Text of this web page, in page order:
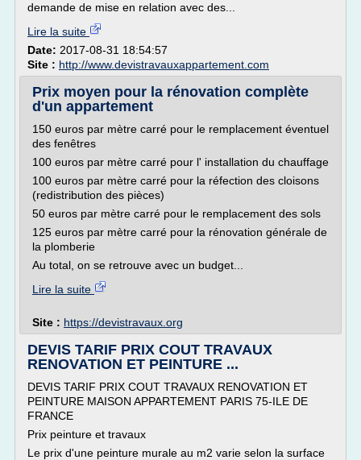
demande de mise en relation avec des...
Lire la suite
Date: 2017-08-31 18:54:57
Site : http://www.devistravauxappartement.com
Prix moyen pour la rénovation complète
d'un appartement
150 euros par mètre carré pour le remplacement éventuel
des fenêtres
100 euros par mètre carré pour l' installation du chauffage
100 euros par mètre carré pour la réfection des cloisons
(redistribution des pièces)
50 euros par mètre carré pour le remplacement des sols
125 euros par mètre carré pour la rénovation générale de
la plomberie
Au total, on se retrouve avec un budget...
Lire la suite
Site : https://devistravaux.org
DEVIS TARIF PRIX COUT TRAVAUX
RENOVATION ET PEINTURE ...
DEVIS TARIF PRIX COUT TRAVAUX RENOVATION ET
PEINTURE MAISON APPARTEMENT PARIS 75-ILE DE
FRANCE
Prix peinture et travaux
Le prix d'une peinture murale au m2 varie selon la surface